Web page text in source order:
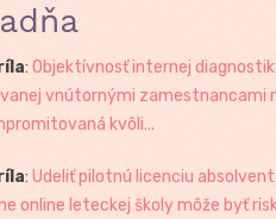
: Objektívnosť internej
vnútornými zamestnancami
kvôli...
: Udeliť pilotnú licenciu
online leteckej školy môže byť